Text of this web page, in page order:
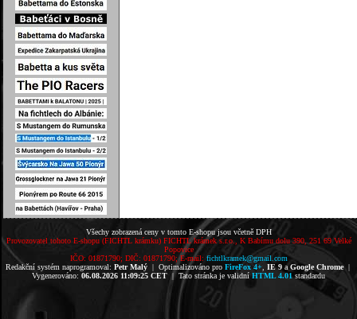
Všechy zobrazená ceny v tomto E-shopu jsou včetně DPH
Provozovatel tohoto E-shopu (FICHTL krámku) FICHTL krámek s.r.o., K Babímu dolu 390, 251 69 Velké
Popovice
IČO: 01871790; DIČ: 01871790; E-mail: fichtlkramek@gmail.com
Redakční systém naprogramoval: Petr Malý| Optimalizováno pro FireFox 4+, IE 9a Google Chrome|
Vygenerováno: 06.08.2026 11:09:25 CET | Tato stránka je validní HTML 4.01 standardu